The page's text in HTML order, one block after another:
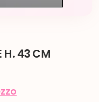
H. 43 CM